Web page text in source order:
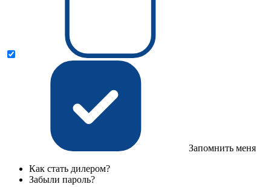
Запомнить меня
Как стать дилером?
Забыли пароль?